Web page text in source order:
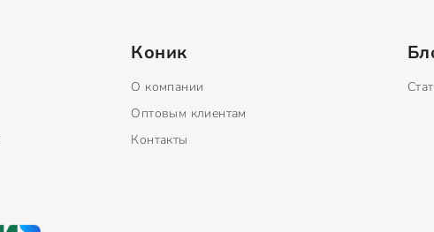
Коник
О компании
Оптовым клиентам
Контакты